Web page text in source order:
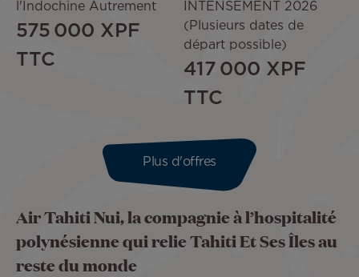
l'Indochine Autrement
575 000 XPF
TTC
INTENSÉMENT 2026
(Plusieurs dates de
départ possible)
417 000 XPF
TTC
Plus d'offres
Air Tahiti Nui, la compagnie à l’hospitalité
polynésienne qui relie Tahiti Et Ses Îles au
reste du monde